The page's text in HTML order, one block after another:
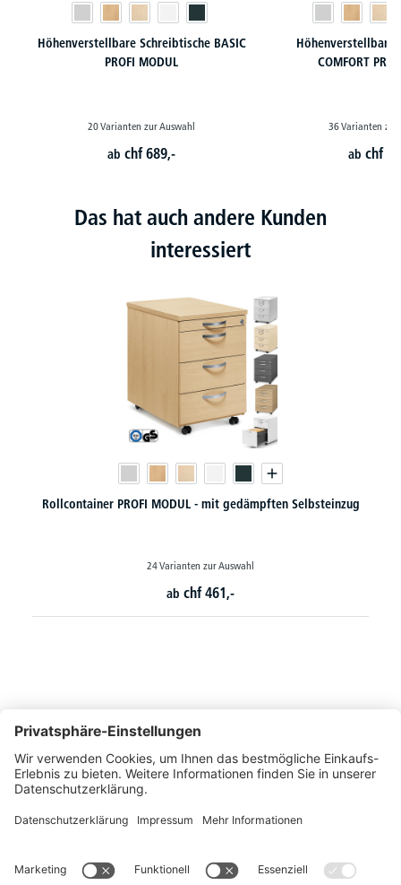
Höhenverstellbare Schreibtische BASIC
PROFI MODUL
20 Varianten zur Auswahl
abchf 689,-
Höhenverstellbare
COMFORT
36 Varianten zur
abchf
Das hat auch andere Kunden
interessiert
Rollcontainer PROFI MODUL - mit gedämpften Selbsteinzug
24 Varianten zur Auswahl
ab chf 461,-
Montags bis Freitags von 08:30 - 17:00 Uhr
+41 44 240 / 11 55
+41 44 240 / 11 57
info@office-trade.ch